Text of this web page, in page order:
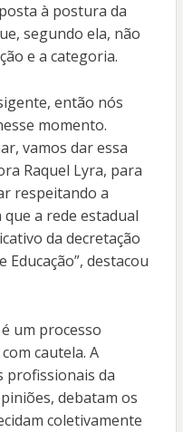
à postura da
segundo ela, não
e a categoria.
então nós
momento.
vamos dar essa
Raquel Lyra, para
respeitando a
a rede estadual
da decretação
Educação”, destacou
um processo
cautela. A
profissionais da
debatam os
coletivamente